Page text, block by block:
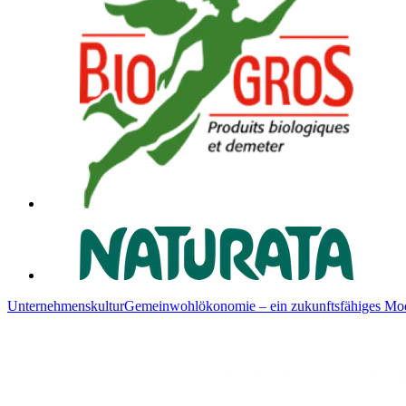
UnternehmenskulturGemeinwohlökonomie – ein zukunftsfähiges